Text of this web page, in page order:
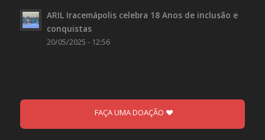
ARIL Iracemápolis celebra 18 Anos de inclusão e
conquistas
20/05/2025 - 12:56
FAÇA UMA DOAÇÃO